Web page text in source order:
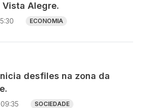
Alegre.
ECONOMIA
desfiles na zona da
09:35 SOCIEDADE